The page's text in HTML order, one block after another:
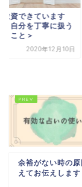
投資できています
＜自分を丁寧に扱う
うこと＞
2020年12月10日
余裕がない時の
えてお伝えします